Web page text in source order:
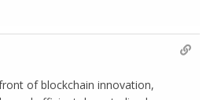
of blockchain innovation,